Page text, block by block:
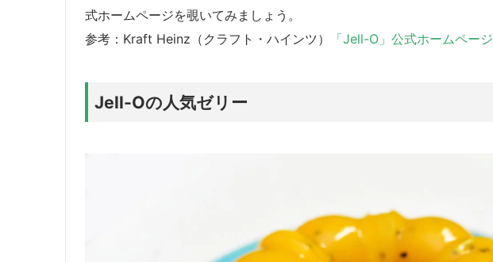
式ホームページを覗いてみましょう。
参考：Kraft Heinz（クラフト・ハインツ）
「Jell-O」公式ホームページ
Jell-Oの人気ゼリー